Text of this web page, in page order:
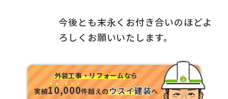
今後とも末永くお付き合いのほどよ
ろしくお願いいたします。
外装工事・リフォームなら
実績10,000件越えのウスイ建装へ